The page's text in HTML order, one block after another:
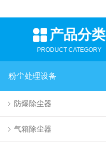
产品分类
PRODUCT CATEGORY
粉尘处理设备
防爆除尘器
气箱除尘器